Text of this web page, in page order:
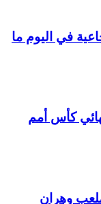
في اليوم ما
كأس أمم
وهران